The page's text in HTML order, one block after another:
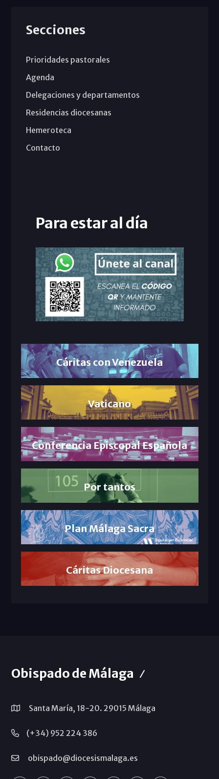
Secciones
Prioridades pastorales
Agenda
Delegaciones y departamentos
Residencias diocesanas
Hemeroteca
Contacto
Para estar al día
Cáritas con Venezuela
Vaticano
Conferencia Episcopal Española
Por tantos
Plan Málaga Sacra
Cáritas Diocesana
Obispado de Málaga
Santa María, 18-20. 29015 Málaga
(+34) 952 224 386
obispado@diocesismalaga.es